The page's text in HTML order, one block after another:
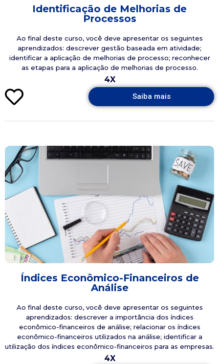
Identificação de Melhorias de
Processos
Ao final deste curso, você deve apresentar os seguintes
aprendizados: descrever gestão baseada em atividade;
identificar a aplicação de melhorias de processo; reconhecer
as etapas para a aplicação de melhorias de processo.
4X
Saiba mais
Índices Econômico-Financeiros de
Análise
Ao final deste curso, você deve apresentar os seguintes
aprendizados: descrever a importância dos índices
econômico-financeiros de análise; relacionar os índices
econômico-financeiros utilizados na análise; identificar a
utilização dos índices econômico-financeiros para as empresas.
4X